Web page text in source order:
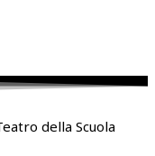
della Scuola